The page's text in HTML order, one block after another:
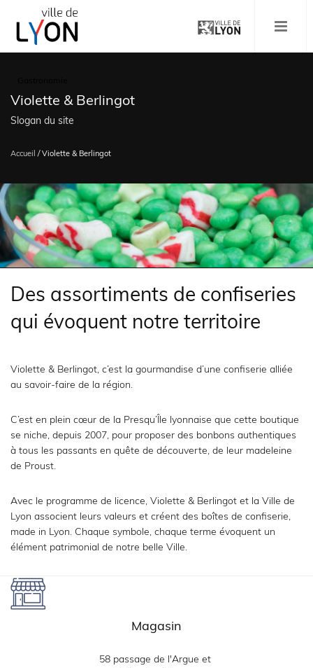
contenu
principal
MENU
Violette & Berlingot
Slogan du site
d'Ariane
Accueil / Violette & Berlingot
Des assortiments de confiseries
qui évoquent notre territoire
Violette & Berlingot, c’est la gourmandise d’une confiserie alliée
au savoir-faire de la région.
C’est en plein cœur de la Presqu’Île lyonnaise que cette boutique
se niche, depuis 2007, pour proposer des bonbons authentiques
à tous les passants en quête de découverte, de leur madeleine
de Proust.
Avec le programme de licence, Violette & Berlingot et la Ville de
Lyon associent leurs valeurs et créent des boîtes de confiserie,
made in Lyon. Chaque symbole, chaque terme évoquent un
élément patrimonial de notre belle Ville.
Magasin
58 passage de l'Argue et